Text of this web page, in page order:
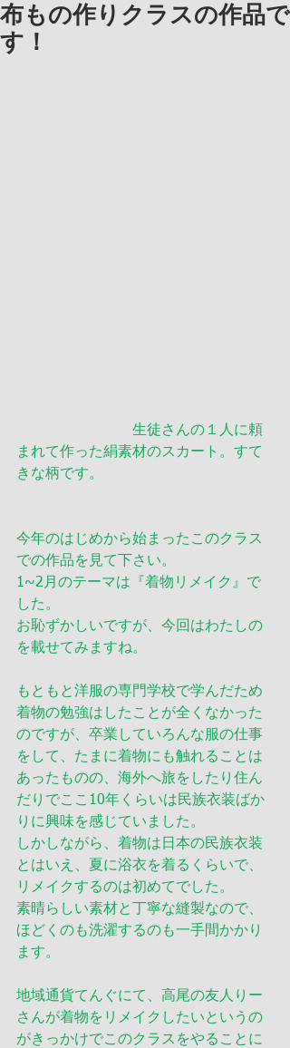
布もの作りクラスの作品で
す！
生徒さんの１人に頼
まれて作った絹素材のスカート。すて
きな柄です。
今年のはじめから始まったこのクラス
での作品を見て下さい。
1~2月のテーマは『着物リメイク』で
した。
お恥ずかしいですが、今回はわたしの
を載せてみますね。
もともと洋服の専門学校で学んだため
着物の勉強はしたことが全くなかった
のですが、卒業していろんな服の仕事
をして、たまに着物にも触れることは
あったものの、海外へ旅をしたり住ん
だりでここ10年くらいは民族衣装ばか
りに興味を感じていました。
しかしながら、着物は日本の民族衣装
とはいえ、夏に浴衣を着るくらいで、
リメイクするのは初めてでした。
素晴らしい素材と丁寧な縫製なので、
ほどくのも洗濯するのも一手間かかり
ます。
地域通貨てんぐにて、高尾の友人りー
さんが着物をリメイクしたいというの
がきっかけでこのクラスをやることに